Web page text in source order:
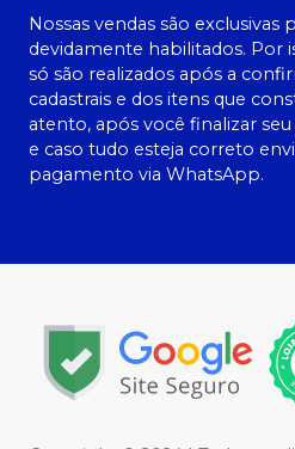
Nossas vendas são exclusivas
devidamente habilitados. Por
só são realizados após a
cadastrais e dos itens que
atento, após você finalizar
e caso tudo esteja correto
pagamento via WhatsApp.